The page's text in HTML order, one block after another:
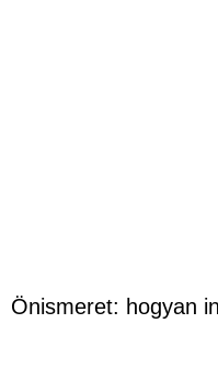
Önismeret: hogyan